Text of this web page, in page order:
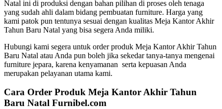
Natal ini di produksi dengan bahan pilihan di proses oleh tenaga
yang sudah ahli dalam bidang pembuatan furniture. Harga yang
kami patok pun tentunya sesuai dengan kualitas Meja Kantor Akhir
Tahun Baru Natal yang bisa segera Anda miliki.
Hubungi kami segera untuk order produk Meja Kantor Akhir Tahun
Baru Natal atau Anda pun boleh jika sekedar tanya-tanya mengenai
furniture jepara, karena kenyamanan serta kepuasan Anda
merupakan pelayanan utama kami.
Cara Order Produk Meja Kantor Akhir Tahun
Baru Natal Furnibel.com